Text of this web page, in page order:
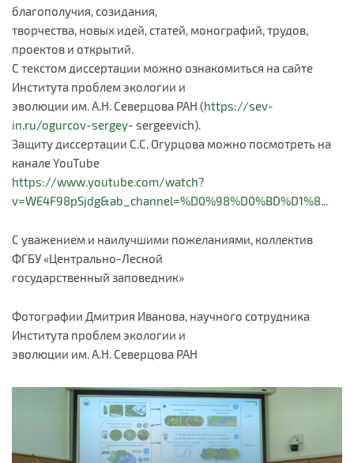
благополучия, созидания,
творчества, новых идей, статей, монографий, трудов,
проектов и открытий.
С текстом диссертации можно ознакомиться на сайте
Института проблем экологии и
эволюции им. А.Н. Северцова РАН (https://sev-
in.ru/ogurcov-sergey- sergeevich).
Защиту диссертации С.С. Огурцова можно посмотреть на
канале YouTube
https://www.youtube.com/watch?
v=WE4F98pSjdg&ab_channel=%D0%98%D0%BD%D1%8...
С уважением и наилучшими пожеланиями, коллектив
ФГБУ «Центрально-Лесной
государственный заповедник»
Фотографии Дмитрия Иванова, научного сотрудника
Института проблем экологии и
эволюции им. А.Н. Северцова РАН